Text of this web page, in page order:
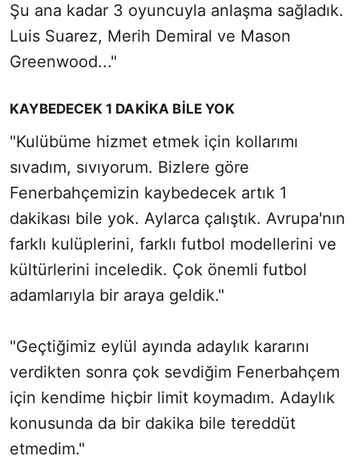
Şu ana kadar 3 oyuncuyla anlaşma sağladık.
Luis Suarez, Merih Demiral ve Mason
Greenwood..."
KAYBEDECEK 1 DAKİKA BİLE YOK
"Kulübüme hizmet etmek için kollarımı
sıvadım, sıvıyorum. Bizlere göre
Fenerbahçemizin kaybedecek artık 1
dakikası bile yok. Aylarca çalıştık. Avrupa'nın
farklı kulüplerini, farklı futbol modellerini ve
kültürlerini inceledik. Çok önemli futbol
adamlarıyla bir araya geldik."
"Geçtiğimiz eylül ayında adaylık kararını
verdikten sonra çok sevdiğim Fenerbahçem
için kendime hiçbir limit koymadım. Adaylık
konusunda da bir dakika bile tereddüt
etmedim."